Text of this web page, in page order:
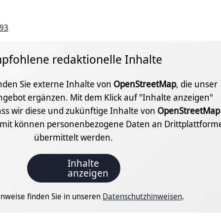
redaktionelle Inhalte
Sie externe Inhalte von OpenStreetMap, die unser
ergänzen. Mit dem Klick auf "Inhalte anzeigen"
wir diese und zukünftige Inhalte von OpenStreetMap
können personenbezogene Daten an
übermittelt werden.
Inhalte
anzeigen
finden Sie in unseren Datenschutzhinweisen.